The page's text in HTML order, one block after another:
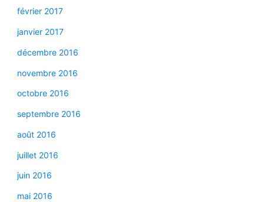
février 2017
janvier 2017
décembre 2016
novembre 2016
octobre 2016
septembre 2016
août 2016
juillet 2016
juin 2016
mai 2016